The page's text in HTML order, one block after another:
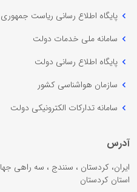
پایگاه اطلاع رسانی ریاست جمهوری
سامانه ملی خدمات دولت
پایگاه اطلاع رسانی دولت
سازمان هواشناسی کشور
سامانه تدارکات الکترونیکی دولت
آدرس
ایران، کردستان ، سنندج ، سه راهی
استان کردستان